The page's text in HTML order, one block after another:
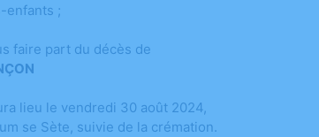
enfants ;
faire part du décès de
lieu le vendredi 30 août 2024,
se Sète, suivie de la crémation.